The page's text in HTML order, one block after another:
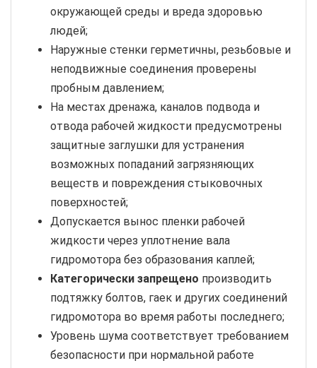
окружающей среды и вреда здоровью
людей;
Наружные стенки герметичны, резьбовые и
неподвижные соединения проверены
пробным давлением;
На местах дренажа, каналов подвода и
отвода рабочей жидкости предусмотрены
защитные заглушки для устранения
возможных попаданий загрязняющих
веществ и повреждения стыковочных
поверхностей;
Допускается вынос пленки рабочей
жидкости через уплотнение вала
гидромотора без образования каплей;
Категорически запрещено производить
подтяжку болтов, гаек и других соединений
гидромотора во время работы последнего;
Уровень шума соответствует требованием
безопасности при нормальной работе